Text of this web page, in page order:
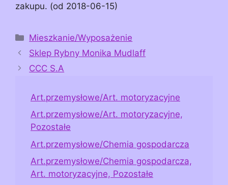
zakupu. (od 2018-06-15)
Kategorie
Mieszkanie/Wyposażenie
Sklep Rybny Monika Mudlaff
CCC S.A
Art.przemysłowe/Art. motoryzacyjne
Art.przemysłowe/Art. motoryzacyjne,
Pozostałe
Art.przemysłowe/Chemia gospodarcza
Art.przemysłowe/Chemia gospodarcza,
Art. motoryzacyjne, Pozostałe